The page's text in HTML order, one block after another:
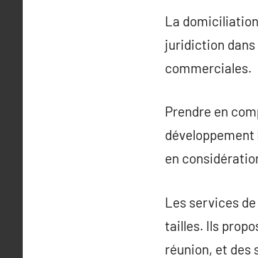
La
juridiction dans
commerciales.
Prendre en
en
Les services
tailles. Ils
réunion, et des